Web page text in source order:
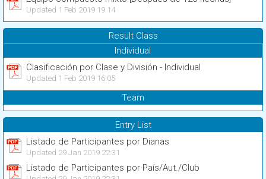
Updated 1 Feb 2019 19:14
Result Class
Individual
Clasificación por Clase y División - Individual
Updated 1 Feb 2019 16:05
Team
Entry List
Listado de Participantes por Dianas
Updated 29 Jan 2019 22:31
Listado de Participantes por País/Aut./Club